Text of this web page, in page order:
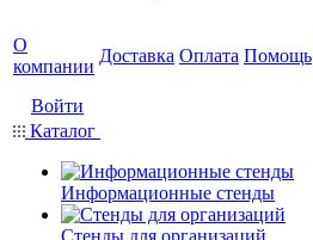
О
компании
Доставка Оплата Помощь
Войти
Каталог
Информационные стенды
Стенды для организаций